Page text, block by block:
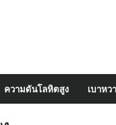
ความดันโลหิตสูง เบาหว